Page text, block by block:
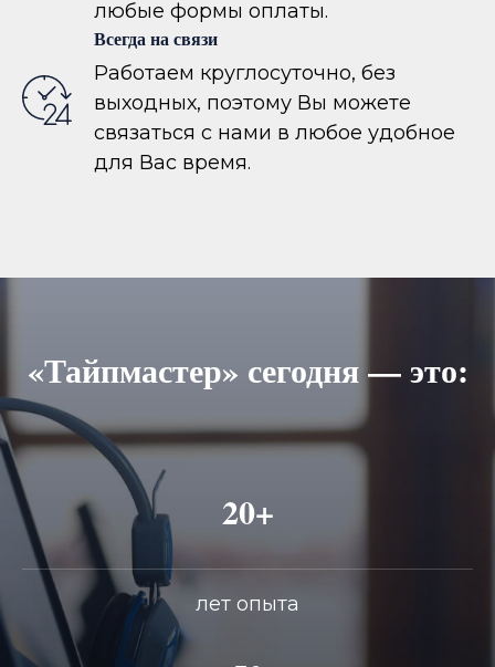
любые формы оплаты.
Всегда на связи
Работаем круглосуточно, без
выходных, поэтому Вы можете
связаться с нами в любое удобное
для Вас время.
«Тайпмастер» сегодня — это:
20+
лет опыта